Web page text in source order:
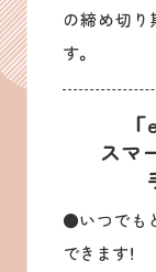
の締め切り
す。
スマ
●いつでも
できます！